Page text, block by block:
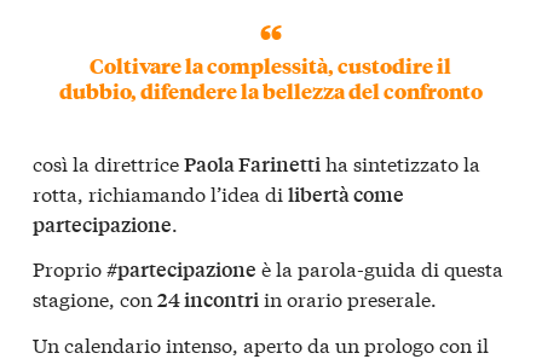
Coltivare la complessità, custodire il
dubbio, difendere la bellezza del confronto
così la direttricePaola Farinettiha sintetizzato la
rotta, richiamando l’idea di libertà come
partecipazione.
Proprio#partecipazione è la parola-guida di questa
stagione, con 24 incontriin orario preserale.
Un calendario intenso, aperto da un prologo con il